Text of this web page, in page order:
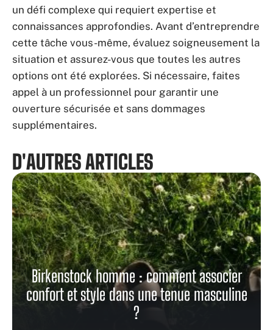
un défi complexe qui requiert expertise et
connaissances approfondies. Avant d’entreprendre
cette tâche vous-même, évaluez soigneusement la
situation et assurez-vous que toutes les autres
options ont été explorées. Si nécessaire, faites
appel à un professionnel pour garantir une
ouverture sécurisée et sans dommages
supplémentaires.
D'AUTRES ARTICLES
Birkenstock homme : comment associer
confort et style dans une tenue masculine
?